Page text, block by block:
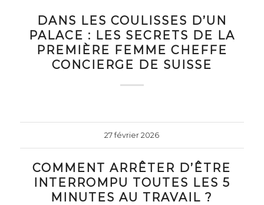
DANS LES COULISSES D’UN
PALACE : LES SECRETS DE LA
PREMIÈRE FEMME CHEFFE
CONCIERGE DE SUISSE
27 février 2026
COMMENT ARRÊTER D’ÊTRE
INTERROMPU TOUTES LES 5
MINUTES AU TRAVAIL ?